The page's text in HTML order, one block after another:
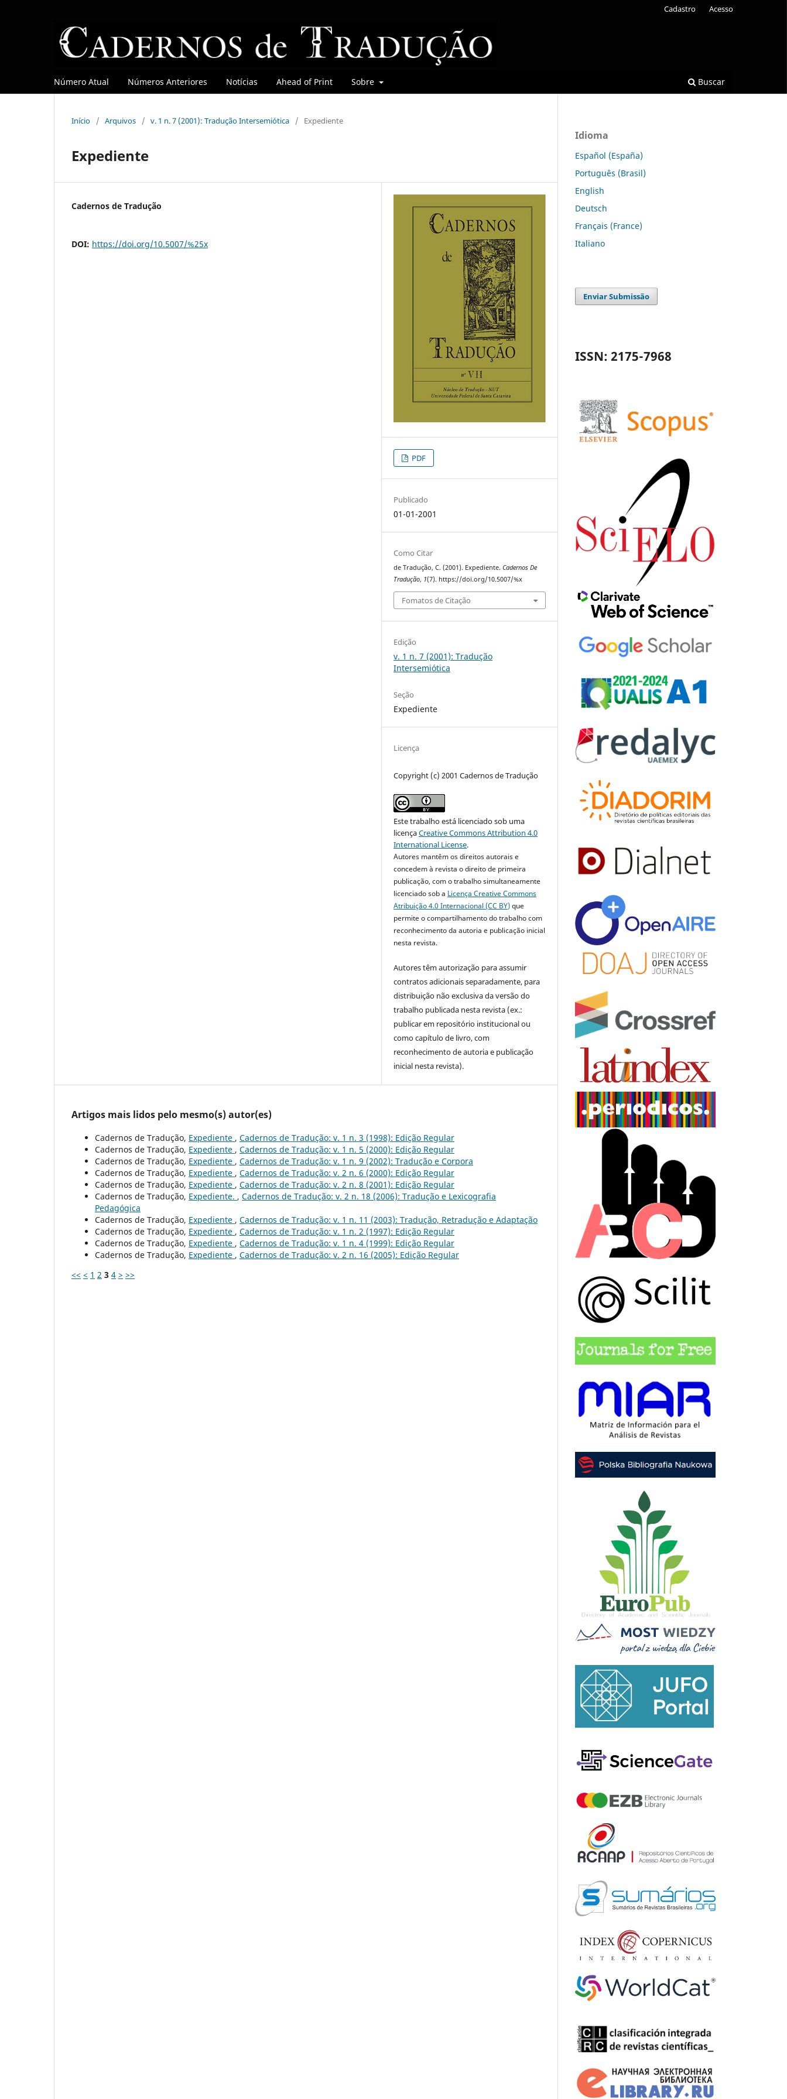
Número Atual Números Anteriores Notícias Ahead of Print Sobre Buscar
Cadastro Acesso
Início / Arquivos / v. 1 n. 7 (2001): Tradução Intersemiótica / Expediente
Expediente
Cadernos de Tradução
DOI: https://doi.org/10.5007/%25x
PDF
Publicado
01-01-2001
Como Citar
de Tradução, C. (2001). Expediente.Cadernos De
Tradução, 1(7). https://doi.org/10.5007/%x
Fomatos de Citação
Edição
v. 1 n. 7 (2001): Tradução
Intersemiótica
Seção
Expediente
Licença
Copyright (c) 2001 Cadernos de Tradução
Este trabalho está licenciado sob uma
licençaCreative Commons Attribution 4.0
International License.
Autores mantêm os direitos autorais e
concedem à revista o direito de primeira
publicação, com o trabalho simultaneamente
licenciado sob a Licença Creative Commons
Atribuição 4.0 Internacional (CC BY)que
permite o compartilhamento do trabalho com
reconhecimento da autoria e publicação inicial
nesta revista.
Autores têm autorização para assumir
contratos adicionais separadamente, para
distribuição não exclusiva da versão do
trabalho publicada nesta revista (ex.:
publicar em repositório institucional ou
como capítulo de livro, com
reconhecimento de autoria e publicação
inicial nesta revista).
Artigos mais lidos pelo mesmo(s) autor(es)
Cadernos de Tradução, Expediente , Cadernos de Tradução: v. 1 n. 3 (1998): Edição Regular
Cadernos de Tradução, Expediente , Cadernos de Tradução: v. 1 n. 5 (2000): Edição Regular
Cadernos de Tradução, Expediente , Cadernos de Tradução: v. 1 n. 9 (2002): Tradução e Corpora
Cadernos de Tradução, Expediente , Cadernos de Tradução: v. 2 n. 6 (2000): Edição Regular
Cadernos de Tradução, Expediente , Cadernos de Tradução: v. 2 n. 8 (2001): Edição Regular
Cadernos de Tradução, Expediente. , Cadernos de Tradução: v. 2 n. 18 (2006): Tradução e Lexicografia
Pedagógica
Cadernos de Tradução, Expediente , Cadernos de Tradução: v. 1 n. 11 (2003): Tradução, Retradução e Adaptação
Cadernos de Tradução, Expediente , Cadernos de Tradução: v. 1 n. 2 (1997): Edição Regular
Cadernos de Tradução, Expediente , Cadernos de Tradução: v. 1 n. 4 (1999): Edição Regular
Cadernos de Tradução, Expediente , Cadernos de Tradução: v. 2 n. 16 (2005): Edição Regular
<< < 1 2 3 4 > >>
Idioma
Español (España)
Português (Brasil)
English
Deutsch
Français (France)
Italiano
Enviar Submissão
ISSN: 2175-7968